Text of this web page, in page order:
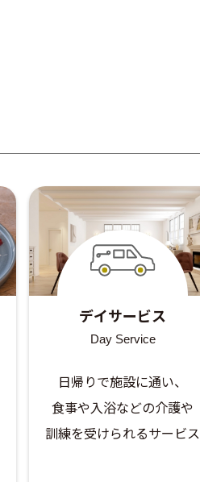
デイサービス
Day Service
日帰りで施設に通い、
食事や入浴などの介護や
訓練を受けられるサービス